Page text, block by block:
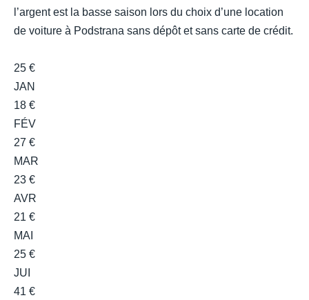
l’argent est la basse saison lors du choix d’une location
de voiture à Podstrana sans dépôt et sans carte de crédit.
25 €
JAN
18 €
FÉV
27 €
MAR
23 €
AVR
21 €
MAI
25 €
JUI
41 €